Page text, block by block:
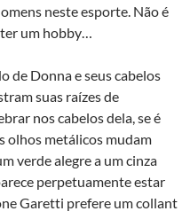
neste esporte. Não é
um hobby…
de Donna e seus cabelos
suas raízes de
nos cabelos dela, se é
olhos metálicos mudam
verde alegre a um cinza
perpetuamente estar
Garetti prefere um collant